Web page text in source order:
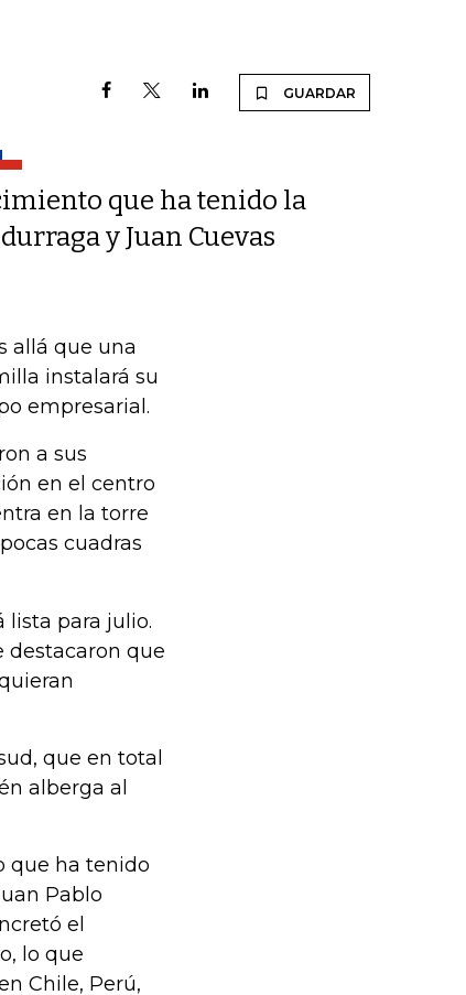
GUARDAR
que ha tenido la
y Juan Cuevas
allá que una
instalará su
empresarial.
a sus
en el centro
en la torre
cuadras
lista para julio.
destacaron que
que en total
alberga al
que ha tenido
Pablo
el
lo que
Chile, Perú,